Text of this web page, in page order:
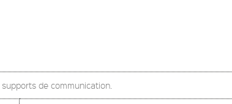
de communication.